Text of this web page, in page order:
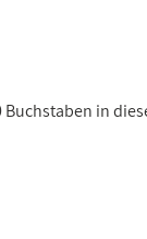
Buchstaben in